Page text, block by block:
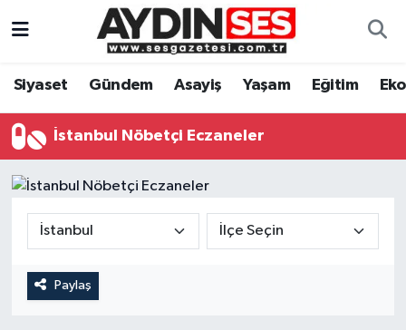
Siyaset Gündem Asayiş Yaşam Eğitim
İstanbul Nöbetçi Eczaneler
Paylaş
Gündem
Siyaset
Yaşam
Eğitim
Aydın Hava Durumu
Aydin Namaz Vakitleri
Süper Lig Puan Durumu ve Fikstür
Tüm Manşetler